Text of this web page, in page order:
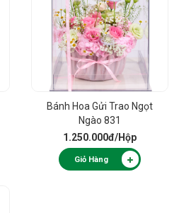
Bánh Hoa Gửi Trao Ngọt
Ngào 831
1.250.000đ/Hộp
Giỏ Hàng